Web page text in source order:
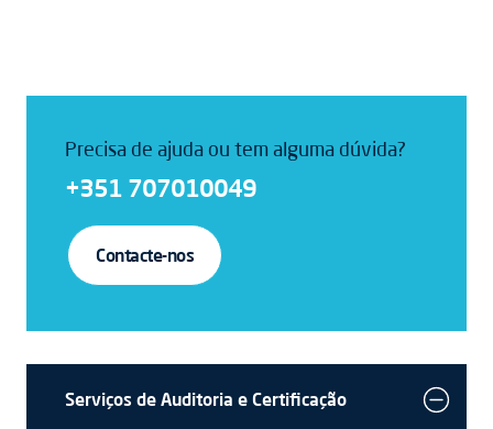
Precisa de ajuda ou tem alguma dúvida?
+351 707010049
Contacte-nos
Serviços de Auditoria e Certificação